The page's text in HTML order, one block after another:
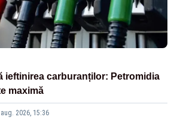
ieftinirea carburanților: Petromidia
maximă
2026, 15:36